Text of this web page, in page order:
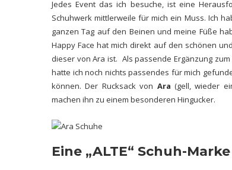
Jedes Event das ich besuche, ist eine
Schuhwerk mittlerweile für mich ein Muss. Ich
ganzen Tag auf den Beinen und meine Füße
Happy Face hat mich direkt auf den schönen
dieser von Ara ist. Als passende Ergänzung
hatte ich noch nichts passendes für mich
können. Der Rucksack von Ara (gell, wieder
machen ihn zu einem besonderen Hingucker.
Eine „ALTE“ Schuh-